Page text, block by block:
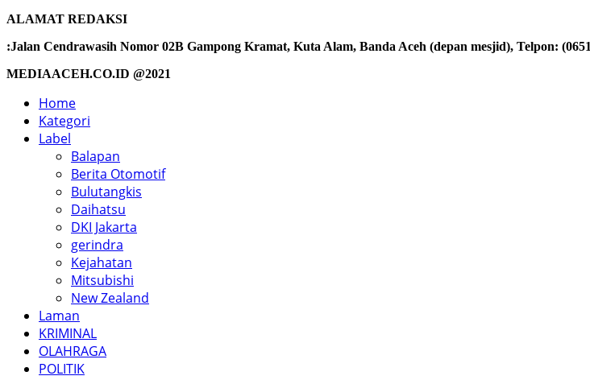
ALAMAT REDAKSI
:Jalan Cendrawasih Nomor 02B Gampong Kramat, Kuta Alam, Banda Aceh (depan mesjid), Telpon:
MEDIAACEH.CO.ID @2021
Home
Kategori
Label
Balapan
Berita Otomotif
Bulutangkis
Daihatsu
DKI Jakarta
gerindra
Kejahatan
Mitsubishi
New Zealand
Laman
KRIMINAL
OLAHRAGA
POLITIK